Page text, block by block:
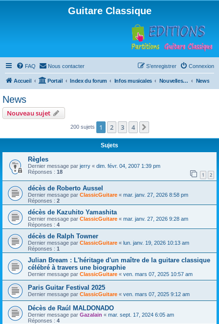
Guitare Classique
FAQ Nous contacter Connexion
S’enregistrer
Accueil Portail Index du forum Infos musicales Nouvelles de toutes sortes, concerts, partitions… News
News
Nouveau sujet
200 sujets 1 2 3 4
Sujets
Règles
Dernier message par jerry « dim. févr. 04, 2007 1:39 pm
Réponses : 18 1 2
décès de Roberto Aussel
Dernier message par ClassicGuitare « mar. janv. 27, 2026 8:58 pm
Réponses : 2
décès de Kazuhito Yamashita
Dernier message par ClassicGuitare « mar. janv. 27, 2026 9:28 am
Réponses : 4
décès de Ralph Towner
Dernier message par ClassicGuitare « lun. janv. 19, 2026 10:13 am
Réponses : 1
Julian Bream : L'héritage d'un maître de la guitare classique
célébré à travers une biographie
Dernier message par ClassicGuitare « ven. mars 07, 2025 10:57 am
Paris Guitar Festival 2025
Dernier message par ClassicGuitare « ven. mars 07, 2025 9:12 am
Décès de Raúl MALDONADO
Dernier message par Gazalain « mar. sept. 17, 2024 6:05 am
Réponses : 4